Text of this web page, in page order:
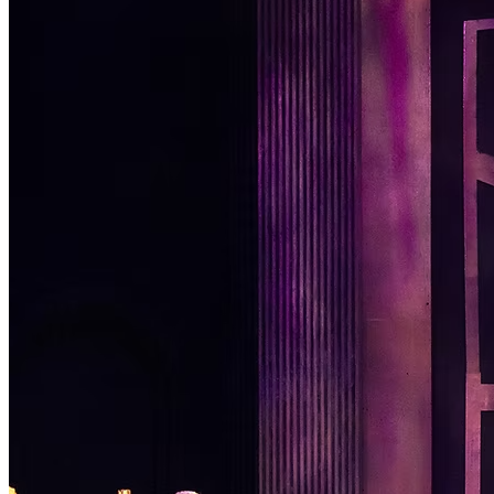
Código Corporativo de Conduta Ética
Educação Financeira
Política de Privacidade
Lei ECA Digital